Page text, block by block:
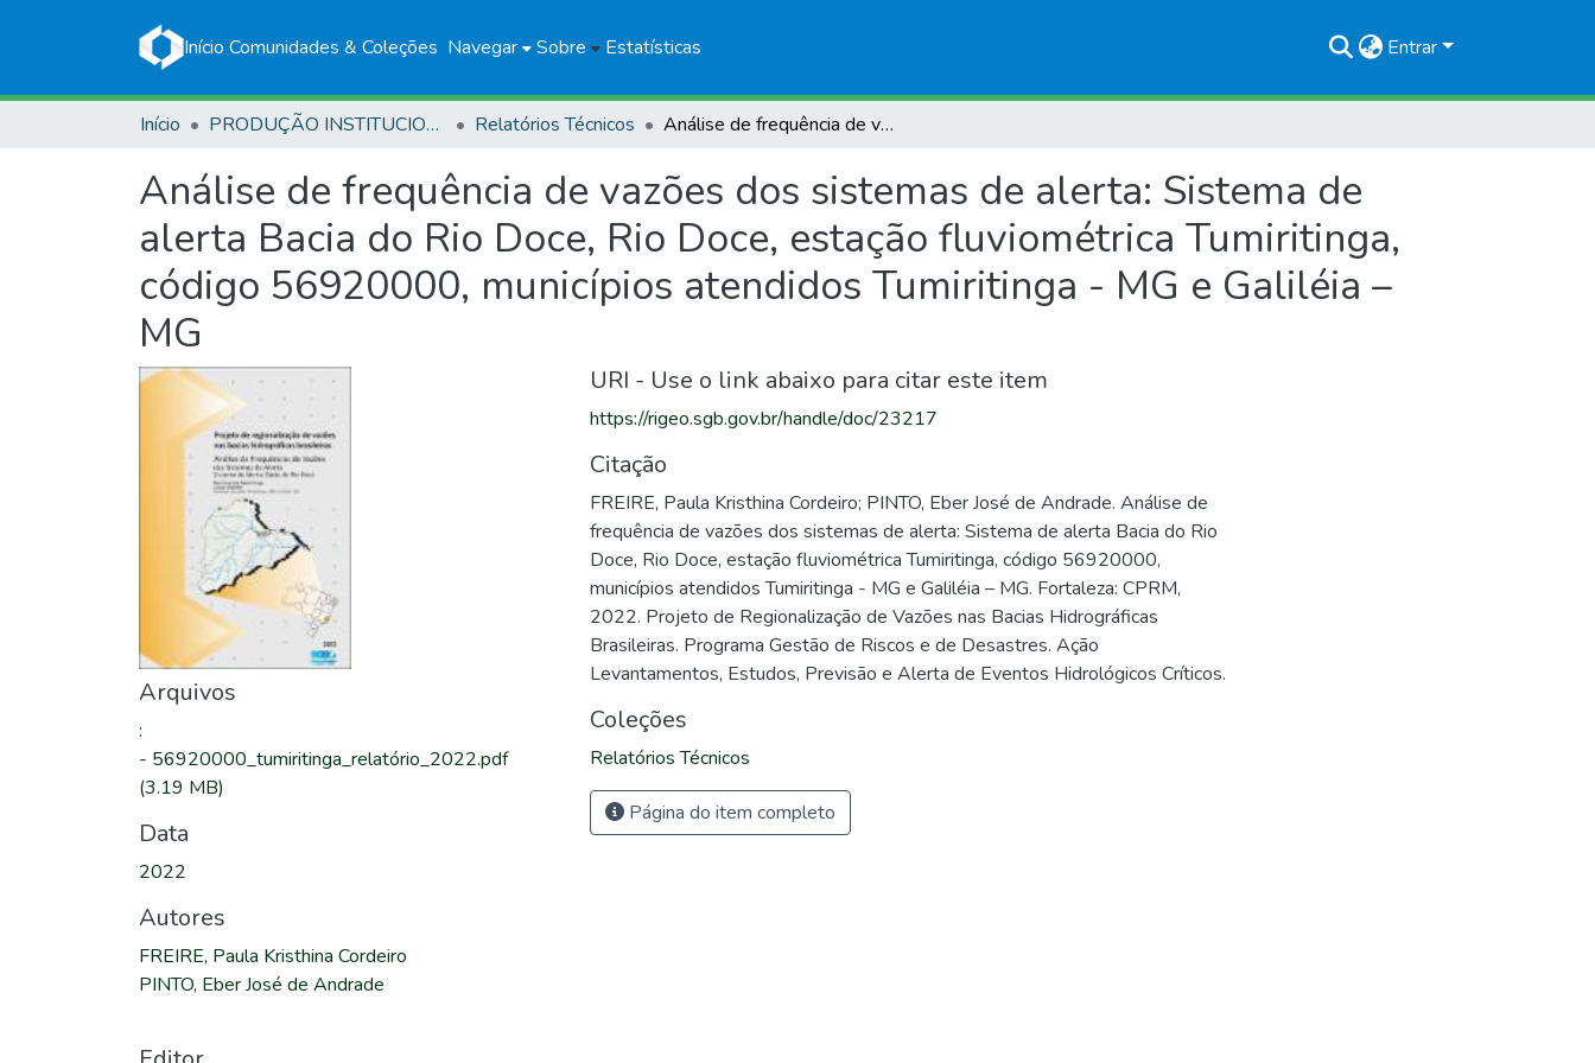
Início Comunidades & Coleções Navegar Sobre Estatísticas Entrar
Início PRODUÇÃO INSTITUCIONAL Relatórios Técnicos Análise de frequência de vazões dos sistemas de alerta: Sistema de alerta Bacia do Rio Doce, Rio Doce, estação fluviométrica Tumiritinga, código 56920000, municípios atendidos Tumiritinga - MG e Galiléia – MG
Análise de frequência de vazões dos sistemas de alerta: Sistema de
alerta Bacia do Rio Doce, Rio Doce, estação fluviométrica Tumiritinga,
código 56920000, municípios atendidos Tumiritinga - MG e Galiléia –
MG
Arquivos
:
- 56920000_tumiritinga_relatório_2022.pdf
(3.19 MB)
Data
2022
Autores
FREIRE, Paula Kristhina Cordeiro
PINTO, Eber José de Andrade
URI - Use o link abaixo para citar este item
https://rigeo.sgb.gov.br/handle/doc/23217
Citação
FREIRE, Paula Kristhina Cordeiro; PINTO, Eber José de Andrade. Análise de
frequência de vazões dos sistemas de alerta: Sistema de alerta Bacia do Rio
Doce, Rio Doce, estação fluviométrica Tumiritinga, código 56920000,
municípios atendidos Tumiritinga - MG e Galiléia – MG. Fortaleza: CPRM,
2022. Projeto de Regionalização de Vazões nas Bacias Hidrográficas
Brasileiras. Programa Gestão de Riscos e de Desastres. Ação
Levantamentos, Estudos, Previsão e Alerta de Eventos Hidrológicos Críticos.
Coleções
Relatórios Técnicos
Página do item completo